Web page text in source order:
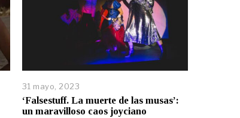
31 mayo, 2023
‘Falsestuff. La muerte de las musas’:
un maravilloso caos joyciano